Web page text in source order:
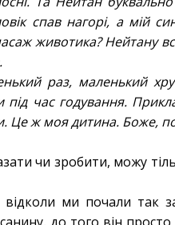
спав нагорі, а мій
животика? Нейтану
раз, маленький
час годування.
Це ж моя дитина. Боже,
чи зробити, можу
ми почали так